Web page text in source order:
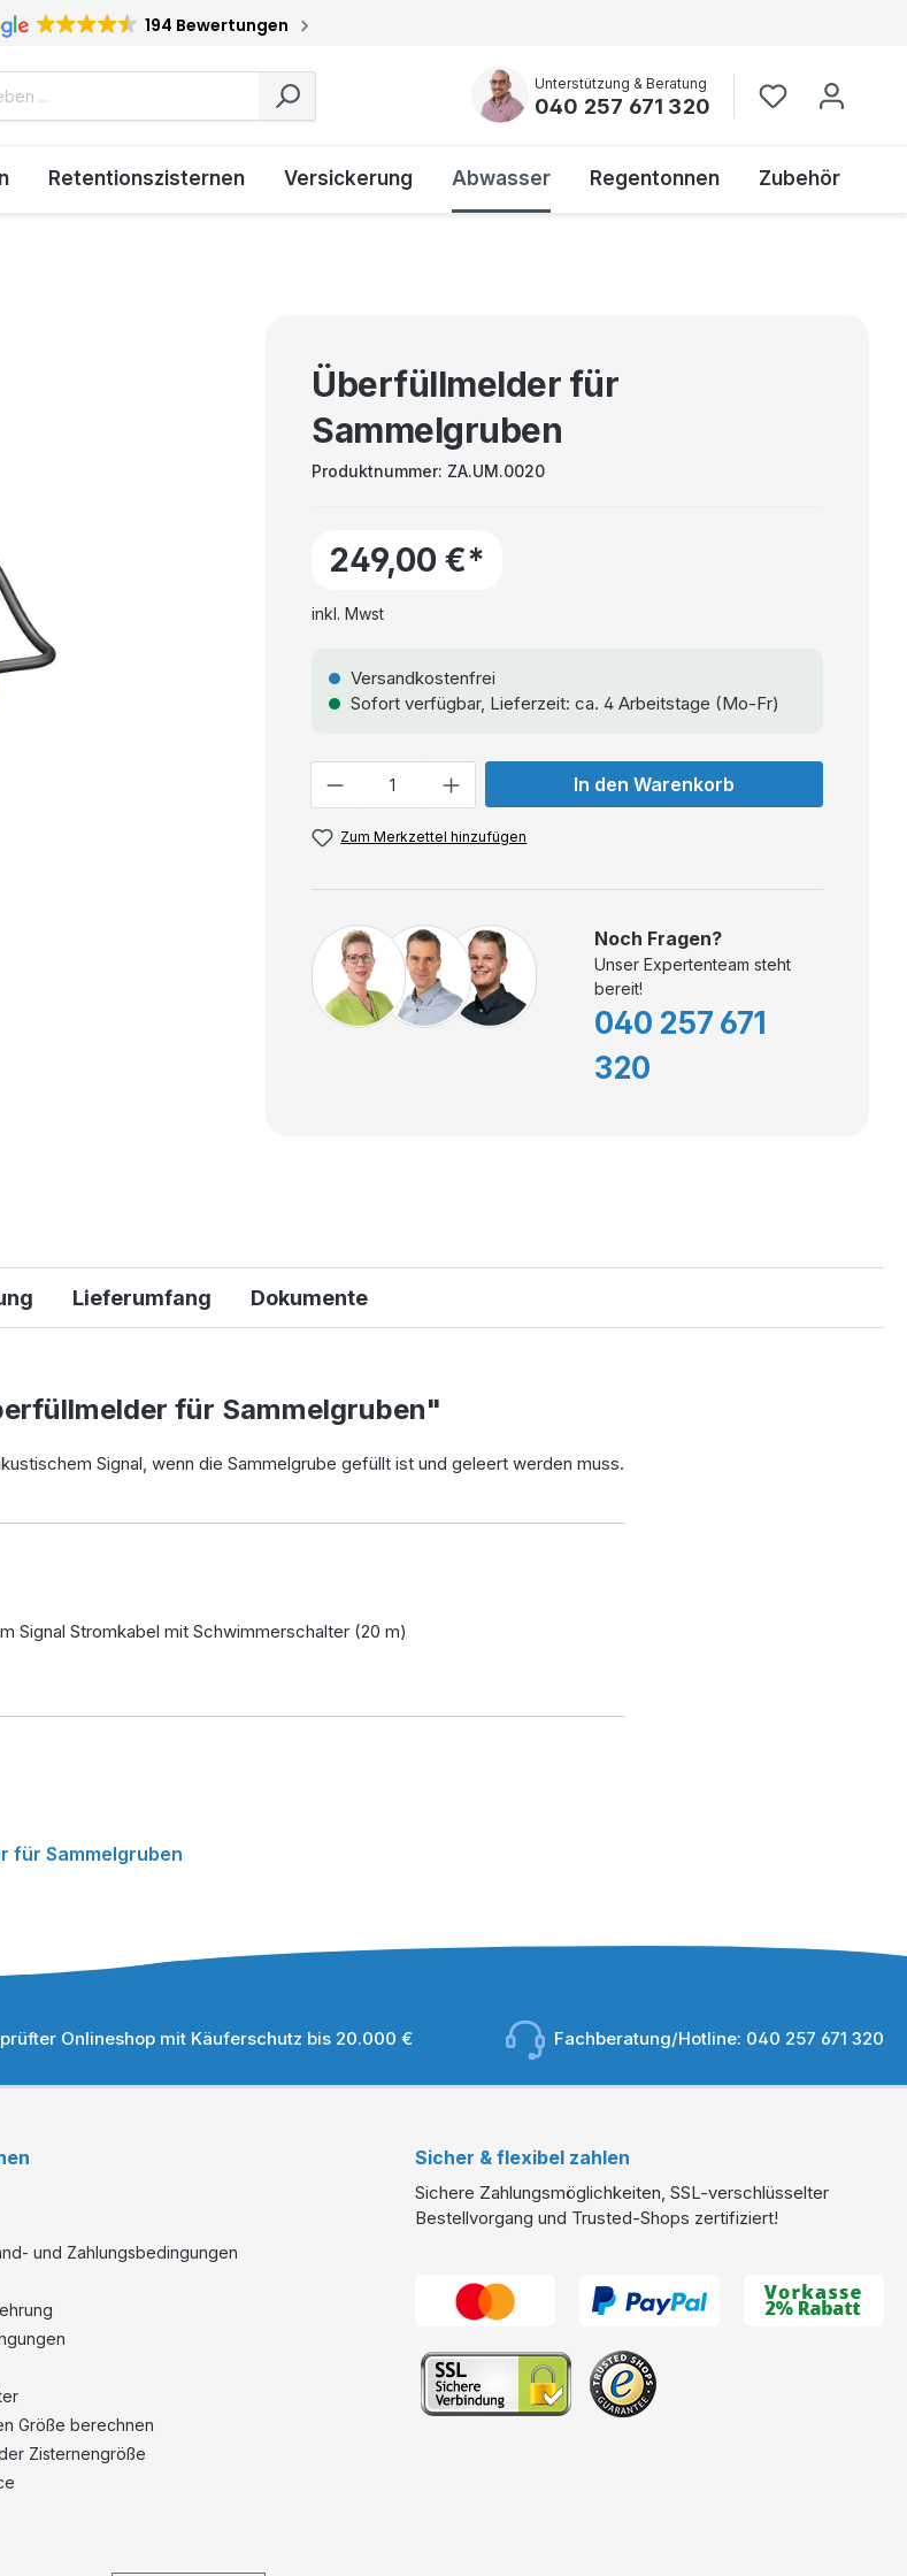
194 Bewertungen
Unterstützung & Beratung
040 257 671 320
Retentionszisternen Versickerung Abwasser Regentonnen Zubehör
Überfüllmelder für
Sammelgruben
Produktnummer: ZA.UM.0020
249,00 €*
inkl. Mwst
Versandkostenfrei
Sofort verfügbar, Lieferzeit: ca. 4 Arbeitstage (Mo-Fr)
In den Warenkorb
Zum Merkzettel hinzufügen
Noch Fragen?
Unser Expertenteam steht
bereit!
040 257 671
320
Lieferumfang Dokumente
für Sammelgruben"
Signal, wenn die Sammelgrube gefüllt ist und geleert werden muss.
Signal Stromkabel mit Schwimmerschalter (20 m)
für Sammelgruben
Onlineshop mit Käuferschutz bis 20.000 € Fachberatung/Hotline: 040 257 671 320
und Zahlungsbedingungen
Größe berechnen
Zisternengröße
Sicher & flexibel zahlen
Sichere Zahlungsmöglichkeiten, SSL-verschlüsselter
Bestellvorgang und Trusted-Shops zertifiziert!